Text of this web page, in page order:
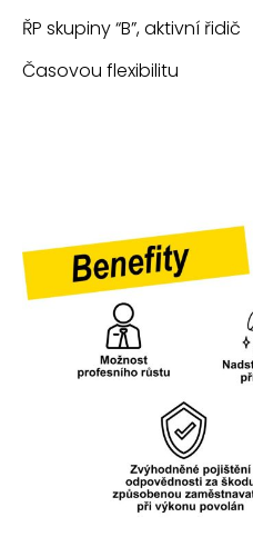
ŘP skupiny “B”, aktivní řidič
Časovou flexibilitu